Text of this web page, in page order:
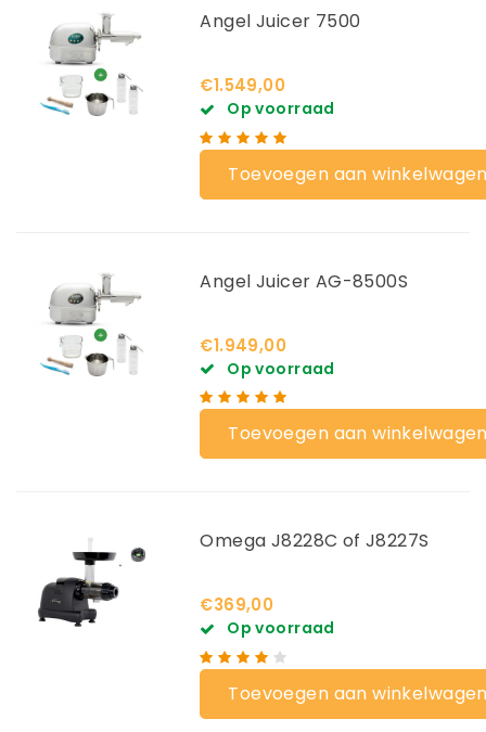
Angel Juicer 7500
€1.549,00
Op voorraad
Toevoegen aan
Angel Juicer AG-8500S
€1.949,00
Op voorraad
Toevoegen aan
Omega J8228C of J8227S
€369,00
Op voorraad
Toevoegen aan